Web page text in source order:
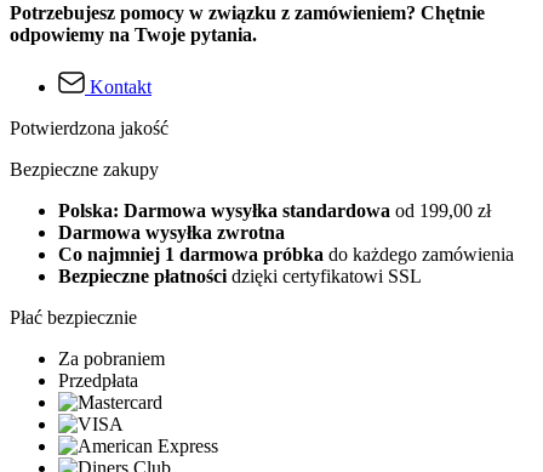
Potrzebujesz pomocy w związku z zamówieniem? Chętnie
odpowiemy na Twoje pytania.
Kontakt
Potwierdzona jakość
Bezpieczne zakupy
Polska: Darmowa wysyłka standardowa od 199,00 zł
Darmowa wysyłka zwrotna
Co najmniej 1 darmowa próbka do każdego zamówienia
Bezpieczne płatności dzięki certyfikatowi SSL
Płać bezpiecznie
Za pobraniem
Przedpłata